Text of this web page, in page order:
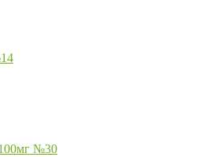
№30